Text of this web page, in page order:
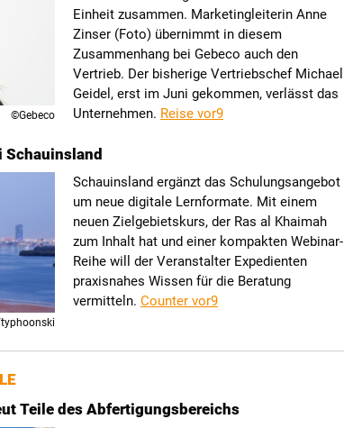
©Gebeco
Einheit zusammen. Marketingleiterin Anne
Zinser (Foto) übernimmt in diesem
Zusammenhang bei Gebeco auch den
Vertrieb. Der bisherige Vertriebschef Michael
Geidel, erst im Juni gekommen, verlässt das
Unternehmen. Reise vor9
Schauinsland
Schauinsland ergänzt das Schulungsangebot
um neue digitale Lernformate. Mit einem
neuen Zielgebietskurs, der Ras al Khaimah
zum Inhalt hat und einer kompakten Webinar-
Reihe will der Veranstalter Expedienten
praxisnahes Wissen für die Beratung
vermitteln. Counter vor9
Teile des Abfertigungsbereichs